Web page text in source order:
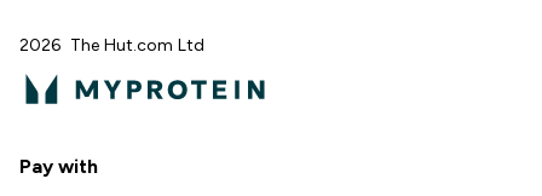
2026 The Hut.com Ltd
Pay with